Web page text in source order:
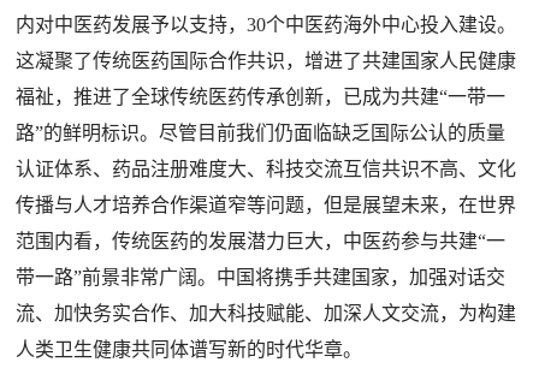
内对中医药发展予以支持，30个中医药海外中心投入建设。
这凝聚了传统医药国际合作共识，增进了共建国家人民健康
福祉，推进了全球传统医药传承创新，已成为共建“一带一
路”的鲜明标识。尽管目前我们仍面临缺乏国际公认的质量
认证体系、药品注册难度大、科技交流互信共识不高、文化
传播与人才培养合作渠道窄等问题，但是展望未来，在世界
范围内看，传统医药的发展潜力巨大，中医药参与共建“一
带一路”前景非常广阔。中国将携手共建国家，加强对话交
流、加快务实合作、加大科技赋能、加深人文交流，为构建
人类卫生健康共同体谱写新的时代华章。